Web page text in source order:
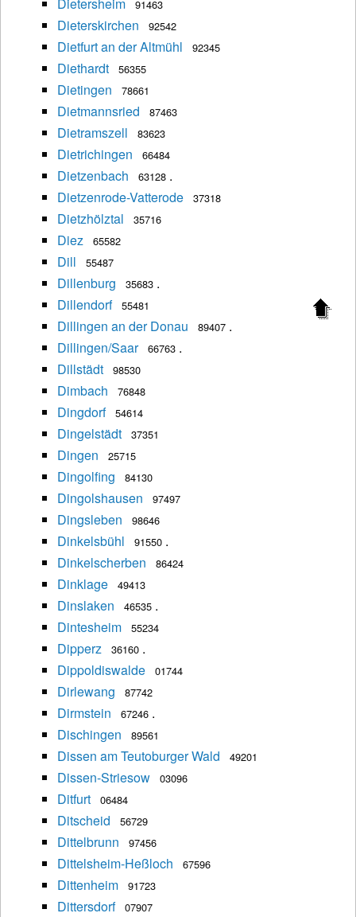
Dietersheim 91463
Dieterskirchen 92542
Dietfurt an der Altmühl 92345
Diethardt 56355
Dietingen 78661
Dietmannsried 87463
Dietramszell 83623
Dietrichingen 66484
Dietzenbach 63128 .
Dietzenrode-Vatterode
37318
Dietzhölztal 35716
Diez 65582
Dill 55487
Dillenburg 35683 .
Dillendorf
55481
Dillingen an der Donau 89407 .
Dillingen/Saar
66763 .
Dillstädt
98530
Dimbach 76848
Dingdorf 54614
Dingelstädt 37351
Dingen 25715
Dingolfing 84130
Dingolshausen 97497
Dingsleben 98646
Dinkelsbühl 91550 .
Dinkelscherben
86424
Dinklage 49413
Dinslaken 46535 .
Dintesheim
55234
Dipperz 36160 .
Dippoldiswalde
01744
Dirlewang 87742
Dirmstein 67246 .
Dischingen
89561
Dissen am Teutoburger Wald 49201
Dissen-Striesow 03096
Ditfurt 06484
Ditscheid 56729
Dittelbrunn 97456
Dittelsheim-Heßloch 67596
Dittenheim 91723
Dittersdorf 07907